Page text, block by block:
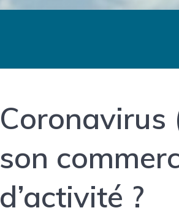
Coronavirus
son
d’activité ?